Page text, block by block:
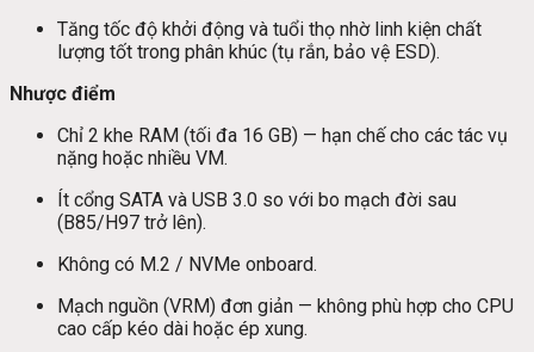
Tăng tốc độ khởi động và tuổi thọ nhờ linh kiện chất
lượng tốt trong phân khúc (tụ rắn, bảo vệ ESD).
Nhược điểm
Chỉ 2 khe RAM (tối đa 16 GB) — hạn chế cho các tác vụ
nặng hoặc nhiều VM.
Ít cổng SATA và USB 3.0 so với bo mạch đời sau
(B85/H97 trở lên).
Không có M.2 / NVMe onboard.
Mạch nguồn (VRM) đơn giản — không phù hợp cho CPU
cao cấp kéo dài hoặc ép xung.